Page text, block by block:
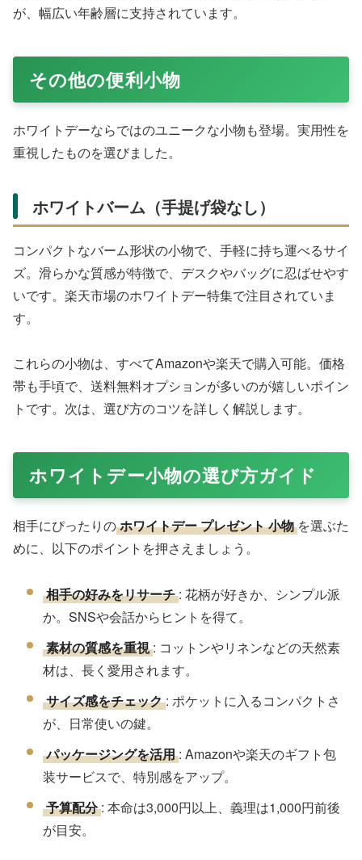
が、幅広い年齢層に支持されています。
その他の便利小物
ホワイトデーならではのユニークな小物も登場。実用性を
重視したものを選びました。
ホワイトバーム（手提げ袋なし）
コンパクトなバーム形状の小物で、手軽に持ち運べるサイ
ズ。滑らかな質感が特徴で、デスクやバッグに忍ばせやす
いです。楽天市場のホワイトデー特集で注目されていま
す。
これらの小物は、すべてAmazonや楽天で購入可能。価格
帯も手頃で、送料無料オプションが多いのが嬉しいポイン
トです。次は、選び方のコツを詳しく解説します。
ホワイトデー小物の選び方ガイド
相手にぴったりのホワイトデー プレゼント 小物 を選ぶた
めに、以下のポイントを押さえましょう。
相手の好みをリサーチ : 花柄が好きか、シンプル派
か。SNSや会話からヒントを得て。
素材の質感を重視 : コットンやリネンなどの天然素
材は、長く愛用されます。
サイズ感をチェック : ポケットに入るコンパクトさ
が、日常使いの鍵。
パッケージングを活用 : Amazonや楽天のギフト包
装サービスで、特別感をアップ。
予算配分 : 本命は3,000円以上、義理は1,000円前後
が目安。